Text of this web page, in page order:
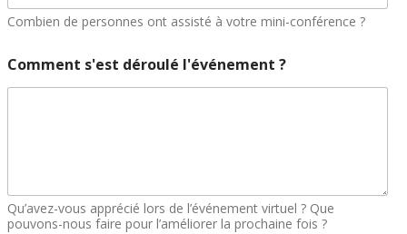
i
lCombien de personnes ont assisté à votre mini-conférence ?
Comment s'est déroulé l'événement ?
Qu’avez-vous apprécié lors de l’événement virtuel ? Que
pouvons-nous faire pour l’améliorer la prochaine fois ?